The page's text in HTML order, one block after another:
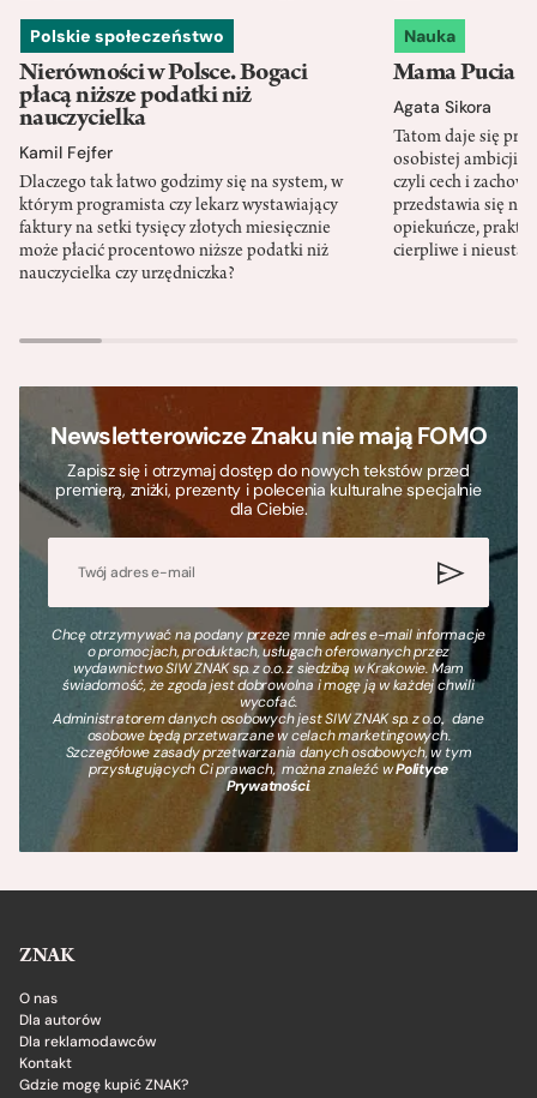
Polskie społeczeństwo
Nierówności w Polsce. Bogaci
płacą niższe podatki niż
nauczycielka
Kamil Fejfer
Dlaczego tak łatwo godzimy się na system, w
którym programista czy lekarz wystawiający
faktury na setki tysięcy złotych miesięcznie
może płacić procentowo niższe podatki niż
nauczycielka czy urzędniczka?
Nauka
Mama Pucia
Agata Sikora
Tatom daje się
osobistej ambicji,
czyli cech i
przedstawia się
opiekuńcze,
cierpliwe i
Newsletterowicze Znaku nie mają FOMO
Zapisz się i otrzymaj dostęp do nowych tekstów przed
premierą, zniżki, prezenty i polecenia kulturalne specjalnie
dla Ciebie.
Chcę otrzymywać na podany przeze mnie adres e-mail informacje
o promocjach, produktach, usługach oferowanych przez
wydawnictwo SIW ZNAK sp. z o.o. z siedzibą w Krakowie. Mam
świadomość, że zgoda jest dobrowolna i mogę ją w każdej chwili
wycofać.
Administratorem danych osobowych jest SIW ZNAK sp. z o.o., dane
osobowe będą przetwarzane w celach marketingowych.
Szczegółowe zasady przetwarzania danych osobowych, w tym
przysługujących Ci prawach, można znaleźć wPolityce
Prywatności.
ZNAK
O nas
Dla autorów
Dla reklamodawców
Kontakt
Gdzie mogę kupić ZNAK?